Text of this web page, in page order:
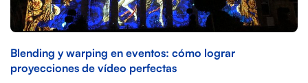
Blending y warping en eventos: cómo lograr
proyecciones de vídeo perfectas